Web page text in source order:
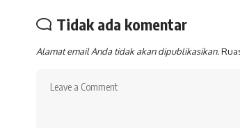
Tidak ada komentar
Alamat email Anda tidak akan dipublikasikan.